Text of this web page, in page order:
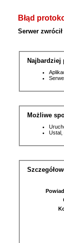
Błąd
Serwer
Najbardziej
Możliwe
Ustal,